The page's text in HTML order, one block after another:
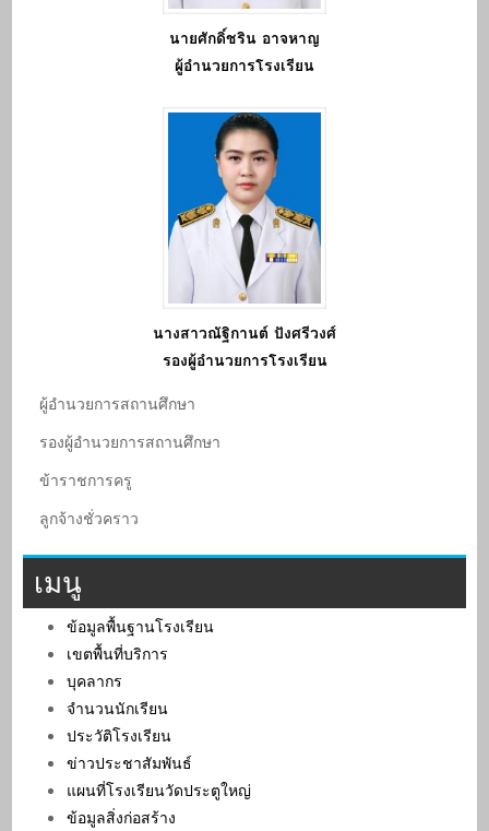
นายศักดิ์ชริน อาจหาญ
ผู้อำนวยการโรงเรียน
นางสาวณัฐิกานต์ ปังศรีวงศ์
รองผู้อำนวยการโรงเรียน
ผู้อํานวยการสถานศึกษา
รองผู้อํานวยการสถานศึกษา
ข้าราชการครู
ลูกจ้างชั่วคราว
เมนู
ข้อมูลพื้นฐานโรงเรียน
เขตพื้นที่บริการ
บุคลากร
จำนวนนักเรียน
ประวัติโรงเรียน
ข่าวประชาสัมพันธ์
แผนที่โรงเรียนวัดประตูใหญ่
ข้อมูลสิ่งก่อสร้าง